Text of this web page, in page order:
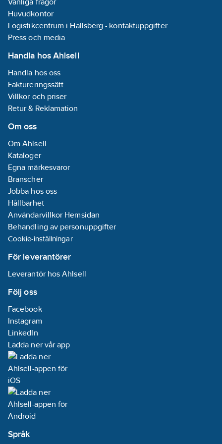
till byggkroppen.
Slangklämma
medföljer. Material:
Arbetstemperatur:
kortvarigt upp till
Huvudkontor
Logistikcentrum i Hallsberg - kontaktuppgifter
Press och media
Handla hos Ahlsell
Handla hos oss
Faktureringssätt
Villkor och priser
Retur & Reklamation
Om oss
Om Ahlsell
Kataloger
Egna märkesvaror
Branscher
Jobba hos oss
Hållbarhet
Användarvillkor Hemsidan
Behandling av personuppgifter
Cookie-inställningar
För leverantörer
Leverantör hos Ahlsell
Följ oss
Facebook
Instagram
LinkedIn
Ladda ner vår app
Språk